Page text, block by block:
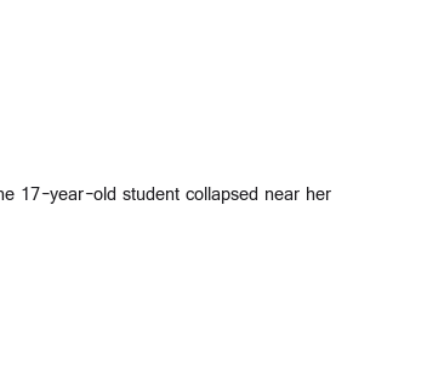
17-year-old student collapsed near her